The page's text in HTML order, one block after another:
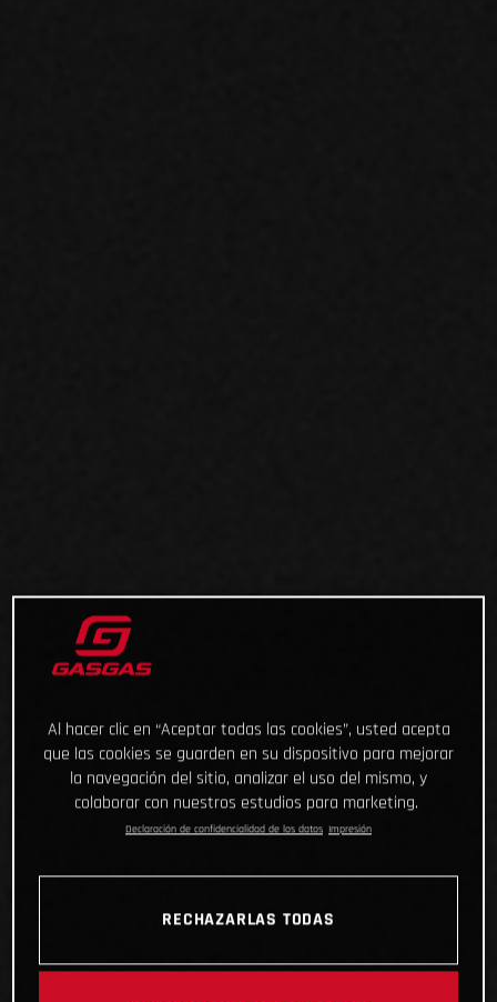
Al hacer clic en “Aceptar todas las cookies”, usted acepta
que las cookies se guarden en su dispositivo para mejorar
la navegación del sitio, analizar el uso del mismo, y
colaborar con nuestros estudios para marketing.
Declaración de confidencialidad de los datos Impresión
RECHAZARLAS TODAS